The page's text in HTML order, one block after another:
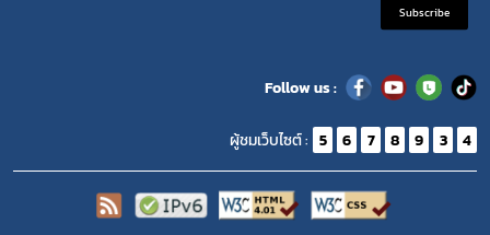
Subscribe
Follow us :
ผู้ชมเว็บไซต์ : 5 6 7 8 9 3 4